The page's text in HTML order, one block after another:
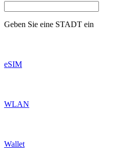
Geben Sie eine STADT ein
eSIM
WLAN
Wallet